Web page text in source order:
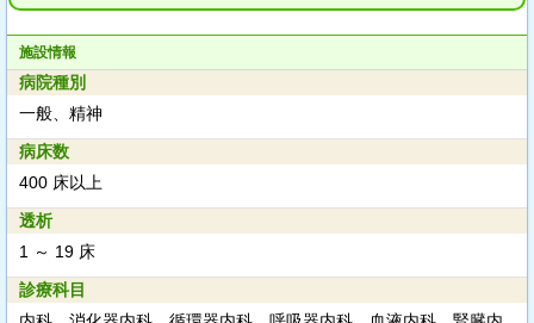
施設情報
病院種別
一般、精神
病床数
400 床以上
透析
1 ～ 19 床
診療科目